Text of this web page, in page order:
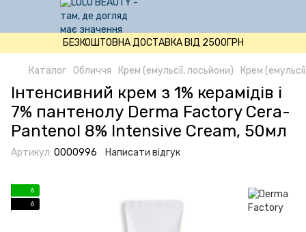
БЕЗКОШТОВНА ДОСТАВКА ВІД 2500ГРН
Каталог Обличчя Крем (емульсії, лосьйони) Крем
Інтенсивний крем з 1% керамідів і
7% пантенолу Derma Factory Cera-
Pantenol 8% Intensive Cream, 50мл
Артикул: 0000996 Написати відгук
6
6